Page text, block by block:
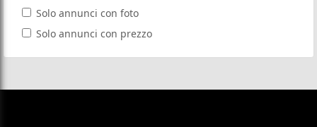
Solo annunci con foto
Solo annunci con prezzo